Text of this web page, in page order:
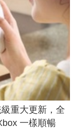
重大更新，全
一樣順暢